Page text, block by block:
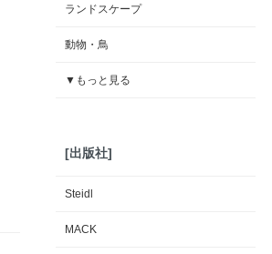
ランドスケープ
動物・鳥
▼もっと見る
[出版社]
Steidl
MACK